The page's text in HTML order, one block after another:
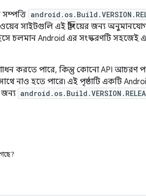
সম্পত্তি
ওয়েব সাইটগুলি এই স্ট্রিংয়ের জন্য
চলমান Android এর সংস্করণটি সহজেই
করতে পারে, কিন্তু কোনো API আচরণ
নাও হতে পারে৷ এই পৃষ্ঠাটি একটি
জন্য